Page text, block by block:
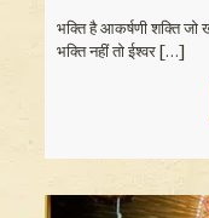
भक्ति है आकर्षणी शक्ति
भक्ति नहीं तो ईश्वर[…]